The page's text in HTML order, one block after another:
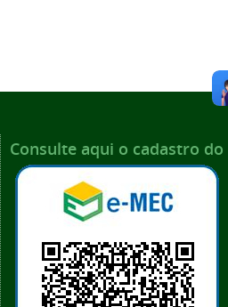
Consulte aqui o cadastro do